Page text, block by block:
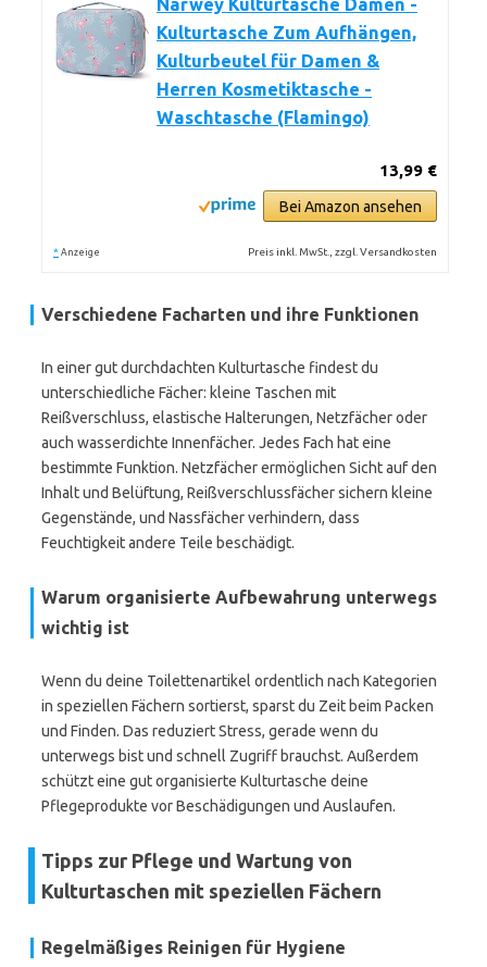
Narwey Kulturtasche Damen -
Kulturtasche Zum Aufhängen,
Kulturbeutel für Damen &
Herren Kosmetiktasche -
Waschtasche (Flamingo)
13,99 €
Bei Amazon ansehen
* Anzeige Preis inkl. MwSt., zzgl. Versandkosten
Verschiedene Facharten und ihre Funktionen
In einer gut durchdachten Kulturtasche findest du
unterschiedliche Fächer: kleine Taschen mit
Reißverschluss, elastische Halterungen, Netzfächer oder
auch wasserdichte Innenfächer. Jedes Fach hat eine
bestimmte Funktion. Netzfächer ermöglichen Sicht auf den
Inhalt und Belüftung, Reißverschlussfächer sichern kleine
Gegenstände, und Nassfächer verhindern, dass
Feuchtigkeit andere Teile beschädigt.
Warum organisierte Aufbewahrung unterwegs
wichtig ist
Wenn du deine Toilettenartikel ordentlich nach Kategorien
in speziellen Fächern sortierst, sparst du Zeit beim Packen
und Finden. Das reduziert Stress, gerade wenn du
unterwegs bist und schnell Zugriff brauchst. Außerdem
schützt eine gut organisierte Kulturtasche deine
Pflegeprodukte vor Beschädigungen und Auslaufen.
Tipps zur Pflege und Wartung von
Kulturtaschen mit speziellen Fächern
Regelmäßiges Reinigen für Hygiene